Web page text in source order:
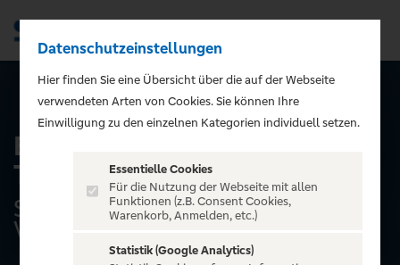
ALLE TERMINE
Bounce - Bon Jovi
Tributeband
Schloß Voigtsberg, Oelsnitz/
Vogtland
Datenschutzeinstellungen
Hier finden Sie eine Übersicht über die auf der Webseite
verwendeten Arten von Cookies. Sie können Ihre
Einwilligung zu den einzelnen Kategorien individuell setzen.
Essentielle Cookies
Für die Nutzung der Webseite mit allen
Funktionen (z.B. Consent Cookies,
Warenkorb, Anmelden, etc.)
Statistik (Google Analytics)